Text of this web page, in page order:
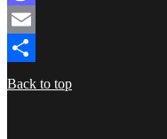
Mastodon
Email
Compartir
Back to top